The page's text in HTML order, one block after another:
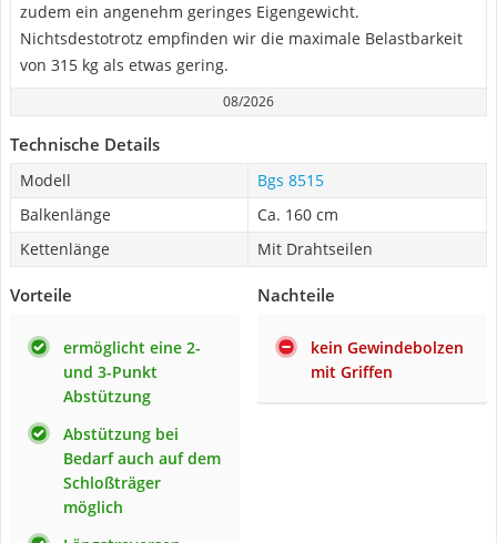
zudem ein angenehm geringes Eigengewicht.
Nichtsdestotrotz empfinden wir die maximale Belastbarkeit
von 315 kg als etwas gering.
08/2026
Technische Details
Modell
Bgs 8515
Balkenlänge
Ca. 160 cm
Kettenlänge
Mit Drahtseilen
Vorteile
ermöglicht eine 2-
und 3-Punkt
Abstützung
Abstützung bei
Bedarf auch auf dem
Schloßträger
möglich
Nachteile
kein Gewindebolzen
mit Griffen